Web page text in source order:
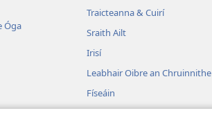
Óga
Traicteanna & Cuirí
Sraith Ailt
Irisí
Leabhair Oibre an Chruinnithe
Físeáin